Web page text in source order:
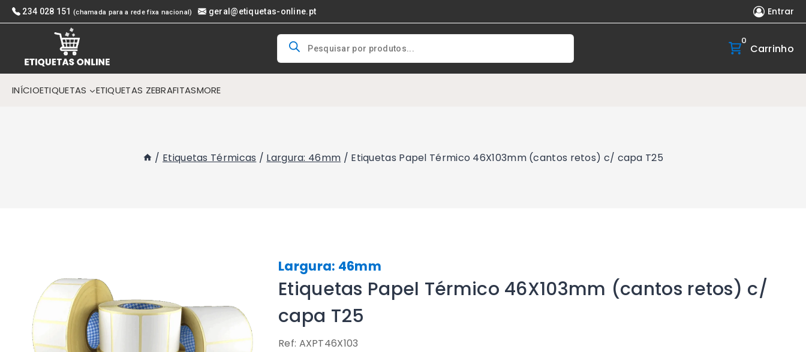
Skip
to
234 028 151 (chamada para a rede fixa nacional) geral@etiquetas-online.pt Entrar
Products
search
0
Carrinho
INÍCIOETIQUETAS ETIQUETAS ZEBRAFITASMORE
/ Etiquetas Térmicas / Largura: 46mm / Etiquetas Papel Térmico 46X103mm (cantos retos) c/ capa T25
Largura: 46mm
Etiquetas Papel Térmico 46X103mm (cantos retos) c/
capa T25
Ref: AXPT46X103